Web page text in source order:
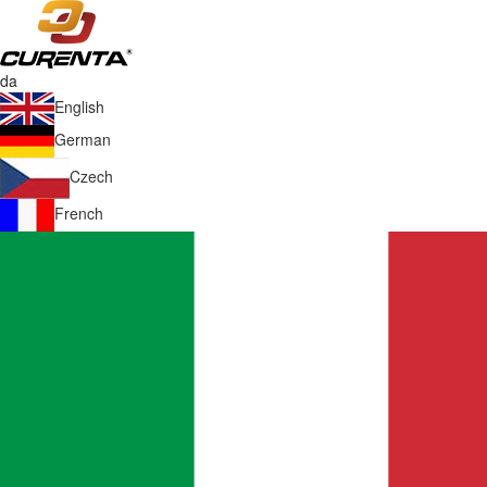
da
English
German
Czech
French